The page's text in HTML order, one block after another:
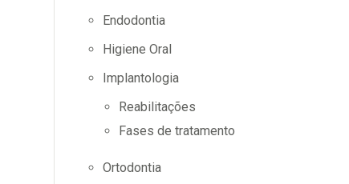
Endodontia
Higiene Oral
Implantologia
Reabilitações
Fases de tratamento
Ortodontia